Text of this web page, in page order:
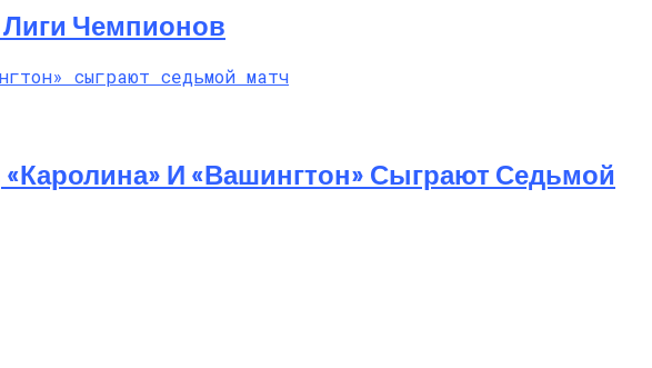
Чемпионов
И «Вашингтон» Сыграют Седьмой